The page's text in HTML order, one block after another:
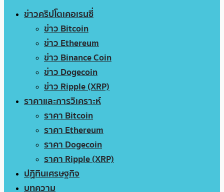
ข่าวคริปโตเคอเรนซี่
ข่าว Bitcoin
ข่าว Ethereum
ข่าว Binance Coin
ข่าว Dogecoin
ข่าว Ripple (XRP)
ราคาและการวิเคราะห์
ราคา Bitcoin
ราคา Ethereum
ราคา Dogecoin
ราคา Ripple (XRP)
ปฏิทินเศรษฐกิจ
บทความ